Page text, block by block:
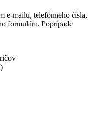
e-mailu, telefónneho čísla,
formulára. Poprípade